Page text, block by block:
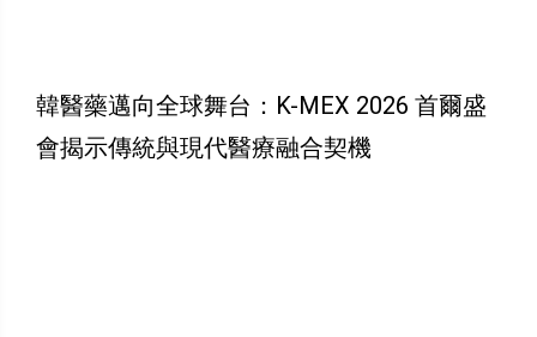
韓醫藥邁向全球舞台：K-MEX 2026 首爾盛
會揭示傳統與現代醫療融合契機